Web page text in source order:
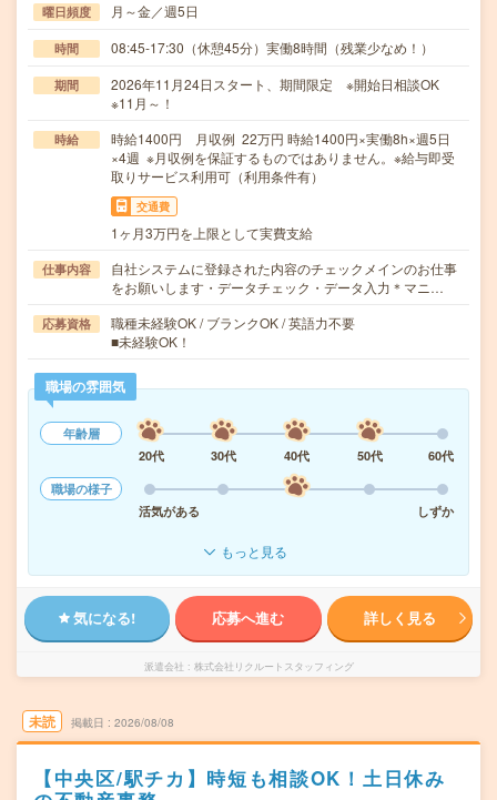
曜日頻度 月～金／週5日
時間 08:45-17:30（休憩45分）実働8時間（残業少なめ！）
期間
2026年11月24日スタート、期間限定 ※開始日相談OK
※11月～！
時給
時給1400円 月収例 22万円 時給1400円×実働8h×週5日
×4週 ※月収例を保証するものではありません。※給与即受
取りサービス利用可（利用条件有）
交通費
1ヶ月3万円を上限として実費支給
仕事内容
自社システムに登録された内容のチェックメインのお仕事
をお願いします・データチェック・データ入力＊マニ…
応募資格
職種未経験OK / ブランクOK / 英語力不要
■未経験OK！
職場の雰囲気
年齢層
20代
30代 40代 50代
60代
職場の様子
活気がある
しずか
もっと見る
気になる! 応募へ進む 詳しく見る
派遣会社 株式会社リクルートスタッフィング
未読 掲載日 2026/08/08
【中央区/駅チカ】時短も相談OK！土日休み